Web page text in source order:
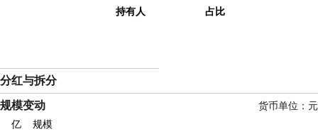
持有人 占比
分红与拆分
规模变动
货币单位：元
亿
规模